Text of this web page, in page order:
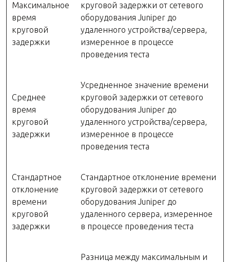
Максимальное
время
круговой
задержки
круговой задержки от сетевого
оборудования Juniper до
удаленного устройства/сервера,
измеренное в процессе
проведения теста
Среднее
время
круговой
задержки
Усредненное значение времени
круговой задержки от сетевого
оборудования Juniper до
удаленного устройства/сервера,
измеренное в процессе
проведения теста
Стандартное
отклонение
времени
круговой
задержки
Стандартное отклонение времени
круговой задержки от сетевого
оборудования Juniper до
удаленного сервера, измеренное
в процессе проведения теста
Разница между максимальным и